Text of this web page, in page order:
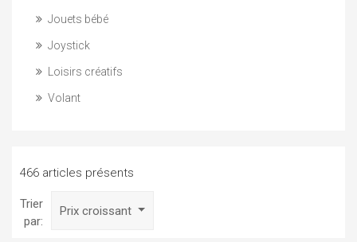
Jouets bébé
Joystick
Loisirs créatifs
Volant
466 articles présents
Trier
par:
Prix croissant